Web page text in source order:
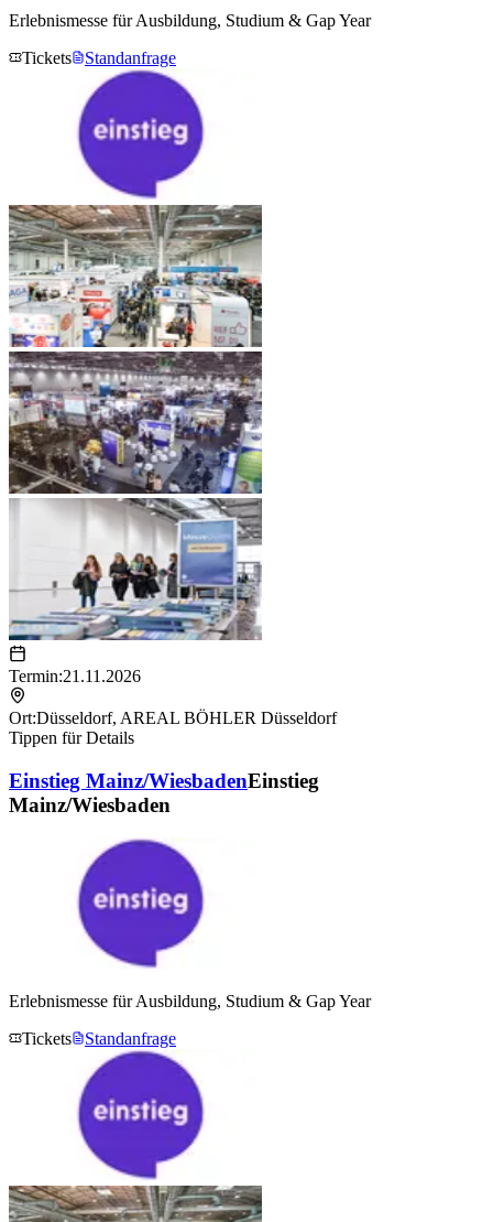
Erlebnismesse für Ausbildung, Studium & Gap Year
Tickets
Standanfrage
Termin:21.11.2026
Ort:Düsseldorf, AREAL BÖHLER Düsseldorf
Tippen für Details
Einstieg Mainz/WiesbadenEinstieg
Mainz/Wiesbaden
Erlebnismesse für Ausbildung, Studium & Gap Year
Tickets
Standanfrage